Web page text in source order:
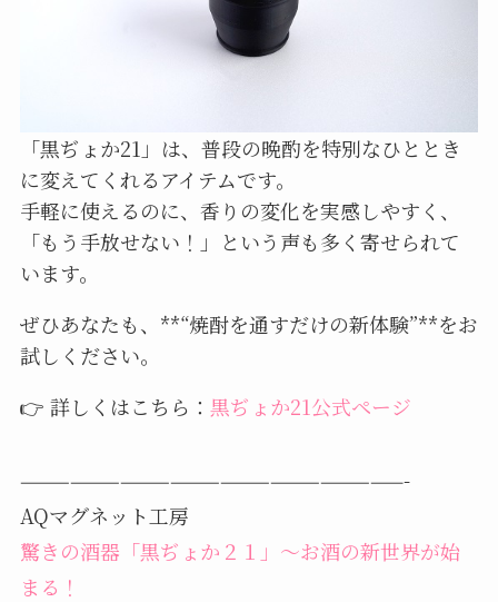
「黒ぢょか21」は、普段の晩酌を特別なひととき
に変えてくれるアイテムです。
手軽に使えるのに、香りの変化を実感しやすく、
「もう手放せない！」という声も多く寄せられて
います。
ぜひあなたも、**“焼酎を通すだけの新体験”**をお
試しください。
👉 詳しくはこちら： 黒ぢょか21公式ページ
———————————————————————-
AQマグネット工房
驚きの酒器「黒ぢょか２１」～お酒の新世界が始
まる！